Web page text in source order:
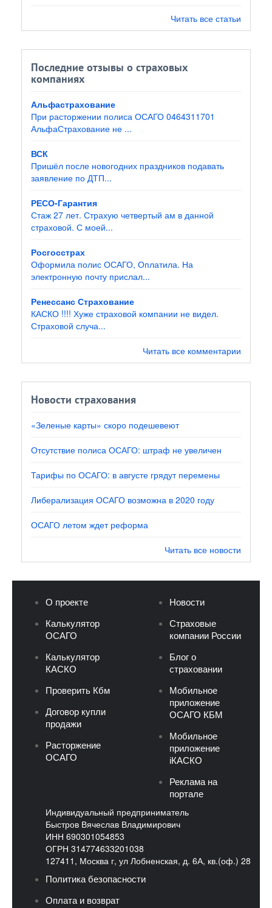
Читать все статьи
Последние отзывы о страховых
компаниях
Альфастрахование
При расторжении полиса ОСАГО 0464311701
АльфаСтрахование не ...
ВСК
Пришёл после новогодних праздников подавать
заявление по ДТП...
РЕСО-Гарантия
Стаж 27 лет. Страхую четвертый ам в данной
страховой. С моей...
Росгосстрах
Оформила полис ОСАГО, Оплатила. На
электронную почту прислал...
Ренессанс Страхование
КАСКО !!!! Хуже страховой компании не видел.
Страховой случа...
Читать все комментарии
Новости страхования
«Зеленые карты» скоро подешевеют
Отсутствие полиса ОСАГО: штраф не увеличен
Тарифы по ОСАГО: в августе грядут перемены
Либерализация ОСАГО возможна в 2020 году
ОСАГО летом ждет реформа
Читать все новости
О проекте
Калькулятор
ОСАГО
Калькулятор
КАСКО
Проверить Кбм
Договор купли
продажи
Расторжение
ОСАГО
Новости
Страховые
компании России
Блог о
страховании
Мобильное
приложение
ОСАГО КБМ
Мобильное
приложение
iКАСКО
Реклама на
портале
Индивидуальный предприниматель
Быстров Вячеслав Владимирович
ИНН 690301054853
ОГРН 314774633201038
127411, Москва г, ул Лобненская, д. 6А, кв.(оф.) 28
Политика безопасности
Оплата и возврат